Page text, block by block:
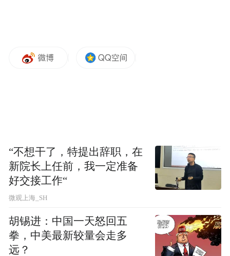
“不想干了，特提出辞职，在
新院长上任前，我一定准备
好交接工作“
微观上海_SH
胡锡进：中国一天怒回五
拳，中美最新较量会走多
远？